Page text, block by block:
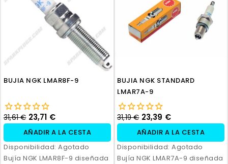
BUJIA NGK LMAR8F-9
31,61 € 23,71 €
AÑADIR A LA CESTA
Disponibilidad: Agotado
Bujía NGK LMAR8F-9 diseñada
BUJIA NGK STANDARD
LMAR7A-9
31,19 € 23,39 €
AÑADIR A LA CESTA
Disponibilidad: Agotado
Bujía NGK LMAR7A-9 diseñada